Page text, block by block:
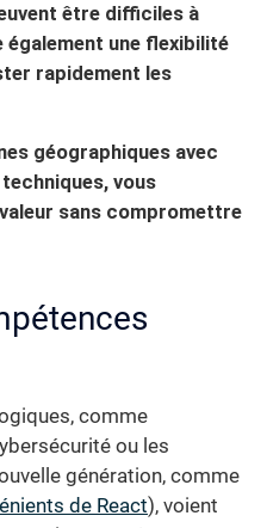
être difficiles à
une flexibilité
rapidement les
géographiques avec
vous
sans compromettre
comme
ou les
génération, comme
de React), voient